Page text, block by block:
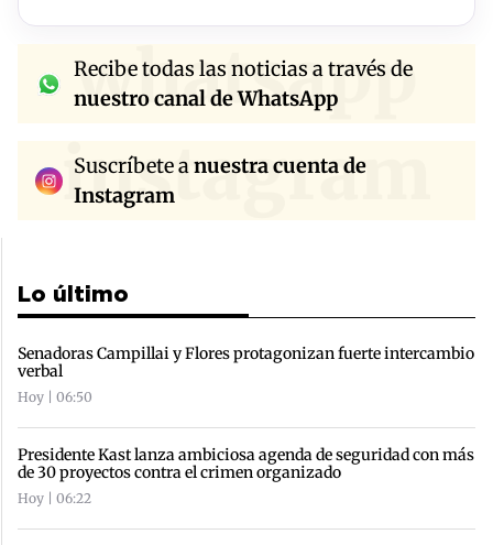
whatsapp
Recibe todas las noticias a través de
nuestro canal de WhatsApp
instagram
Suscríbete anuestra cuenta de
Instagram
Lo último
Senadoras Campillai y Flores protagonizan fuerte intercambio
verbal
Hoy | 06:50
Presidente Kast lanza ambiciosa agenda de seguridad con más
de 30 proyectos contra el crimen organizado
Hoy | 06:22